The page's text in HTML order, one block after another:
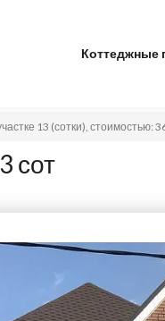
Коттеджные
13 (сотки),
сот